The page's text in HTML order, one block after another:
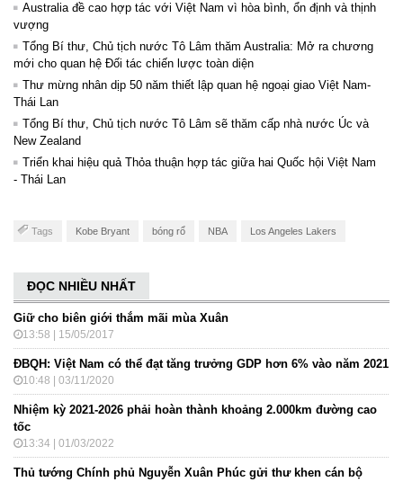
Australia đề cao hợp tác với Việt Nam vì hòa bình, ổn định và thịnh
vượng
Tổng Bí thư, Chủ tịch nước Tô Lâm thăm Australia: Mở ra chương
mới cho quan hệ Đối tác chiến lược toàn diện
Thư mừng nhân dịp 50 năm thiết lập quan hệ ngoại giao Việt Nam-
Thái Lan
Tổng Bí thư, Chủ tịch nước Tô Lâm sẽ thăm cấp nhà nước Úc và
New Zealand
Triển khai hiệu quả Thỏa thuận hợp tác giữa hai Quốc hội Việt Nam
- Thái Lan
Tags Kobe Bryant bóng rổ NBA Los Angeles Lakers
ĐỌC NHIỀU NHẤT
Giữ cho biên giới thắm mãi mùa Xuân
13:58 | 15/05/2017
ĐBQH: Việt Nam có thể đạt tăng trưởng GDP hơn 6% vào năm 2021
10:48 | 03/11/2020
Nhiệm kỳ 2021-2026 phải hoàn thành khoảng 2.000km đường cao
tốc
13:34 | 01/03/2022
Thủ tướng Chính phủ Nguyễn Xuân Phúc gửi thư khen cán bộ